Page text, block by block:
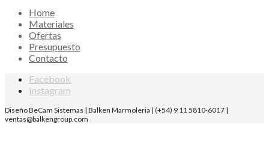
Home
Materiales
Ofertas
Presupuesto
Contacto
Facebook
Instagram
Diseño BeCam Sistemas | Balken Marmoleria | (+54) 9 11 5810-6017 |
ventas@balkengroup.com